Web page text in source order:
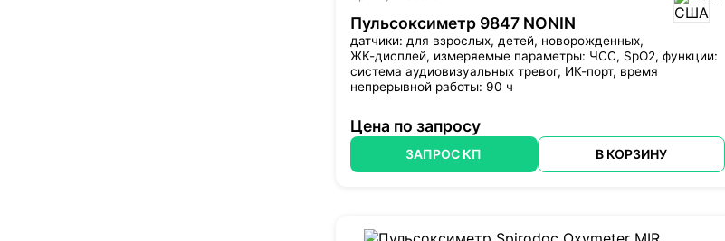
Пульсоксиметр 9847 NONIN
датчики: для взрослых, детей, новорожденных,
ЖК-дисплей, измеряемые параметры: ЧСС, SpO2, функции:
система аудиовизуальных тревог, ИК-порт, время
непрерывной работы: 90 ч
Цена по запросу
ЗАПРОС КП В КОРЗИНУ